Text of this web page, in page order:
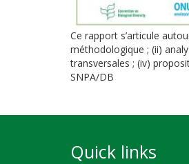
Ce rapport s’articule
méthodologique ; (ii)
transversales ; (iv)
SNPA/DB
Quick links